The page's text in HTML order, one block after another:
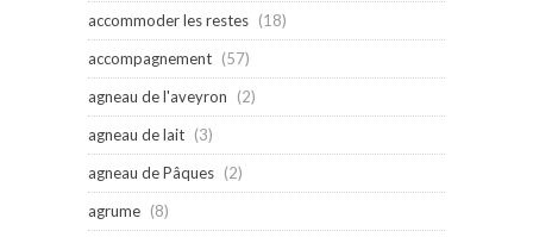
accommoder les restes (18)
accompagnement (57)
agneau de l'aveyron
(2)
agneau de lait (3)
agneau de Pâques (2)
agrume (8)